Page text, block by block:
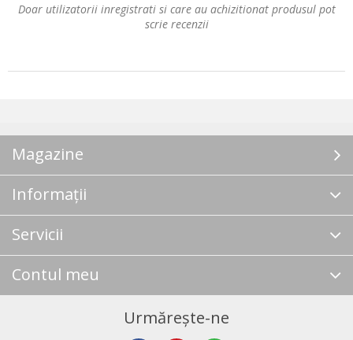
Doar utilizatorii inregistrati si care au achizitionat produsul pot
scrie recenzii
Magazine
Informații
Servicii
Contul meu
Urmărește-ne